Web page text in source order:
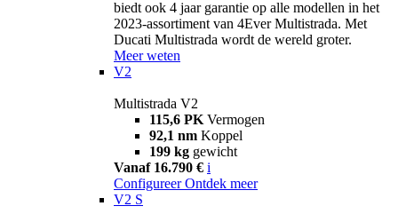
biedt ook 4 jaar garantie op alle modellen in het
2023-assortiment van 4Ever Multistrada. Met
Ducati Multistrada wordt de wereld groter.
Meer weten
V2
Multistrada V2
115,6 PK Vermogen
92,1 nm Koppel
199 kg gewicht
Vanaf 16.790 € i
Configureer Ontdek meer
V2 S